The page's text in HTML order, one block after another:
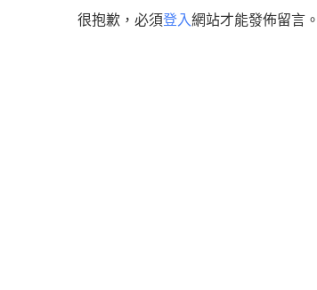
很抱歉，必須登入網站才能發佈留言。